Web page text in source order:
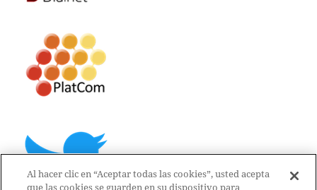
Al hacer clic en “Aceptar todas las cookies”, usted acepta
que las cookies se guarden en su dispositivo para